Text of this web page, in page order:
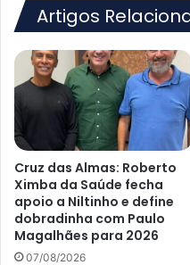
Artigos
Cruz das Almas: Roberto
Ximba da Saúde fecha
apoio a Niltinho e define
dobradinha com Paulo
Magalhães para 2026
07/08/2026